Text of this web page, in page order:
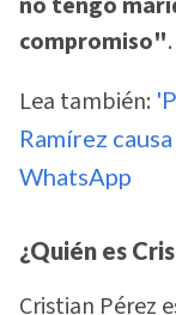
compromiso".
Lea también:
Ramírez
WhatsApp
¿Quién es
Cristian Pérez